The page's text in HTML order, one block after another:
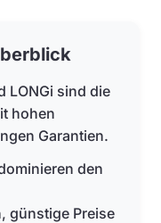
LONGi sind die
hohen
Garantien.
den
günstige Preise